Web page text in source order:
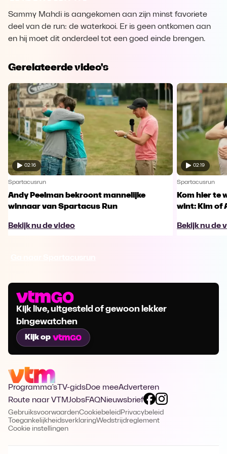
Sammy Mahdi is aangekomen aan zijn minst favoriete
deel van de run: de waterkooi. Er is geen ontkomen aan
en hij moet dit onderdeel tot een goed einde brengen.
Gerelateerde video's
02:16
Spartacusrun
Andy Peelman bekroont mannelijke
winnaar van Spartacus Run
Bekijk nu de video
02:19
Spartacusrun
Kom hier te
wint: Kim of
Bekijk nu de
Kijk live, uitgesteld of gewoon lekker
bingewatchen
Kijk op
Programma's TV-gidsDoe meeAdverteren
Route naar VTMJobsFAQNieuwsbrief
GebruiksvoorwaardenCookiebeleid Privacybeleid
ToegankelijkheidsverklaringWedstrijdreglement
Cookie instellingen